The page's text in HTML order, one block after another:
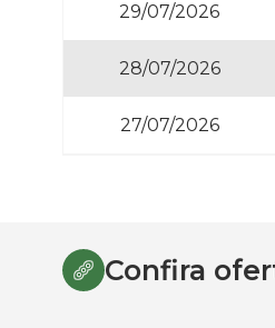
29/07/2026
28/07/2026
27/07/2026
Confira